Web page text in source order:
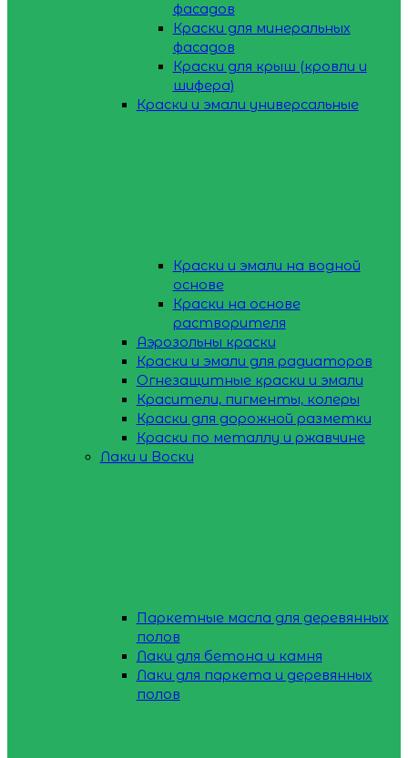
фасадов
Краски для минеральных
фасадов
Краски для крыш (кровли и
шифера)
Краски и эмали универсальные
Краски и эмали на водной
основе
Краски на основе
растворителя
Аэрозольны краски
Краски и эмали для радиаторов
Огнезащитные краски и эмали
Красители, пигменты, колеры
Краски для дорожной разметки
Краски по металлу и ржавчине
Лаки и Воски
Паркетные масла для деревянных
полов
Лаки для бетона и камня
Лаки для паркета и деревянных
полов